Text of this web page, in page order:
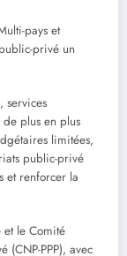
pays et
privé un
services
de plus en plus
limitées,
public-privé
et renforcer la
et le Comité
(CNP-PPP), avec